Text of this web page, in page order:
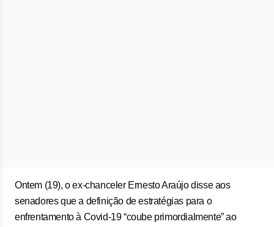
Ontem (19), o ex-chanceler Ernesto Araújo disse aos
senadores que a definição de estratégias para o
enfrentamento à Covid-19 “coube primordialmente” ao